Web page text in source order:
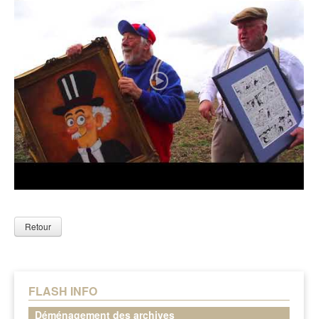
FLASH INFO
Déménagement des archives
Retour